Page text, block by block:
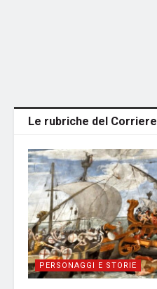
Le rubriche del Corriere
PERSONAGGI E STORIE